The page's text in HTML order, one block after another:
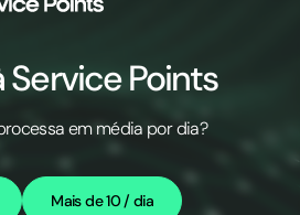
Points
em média por dia?
Mais de 10 / dia